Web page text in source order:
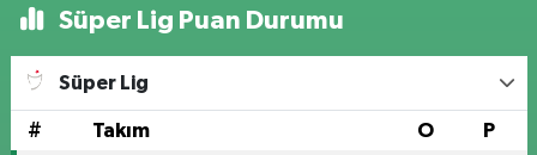
Süper Lig Puan Durumu
Süper Lig
# Takım O P